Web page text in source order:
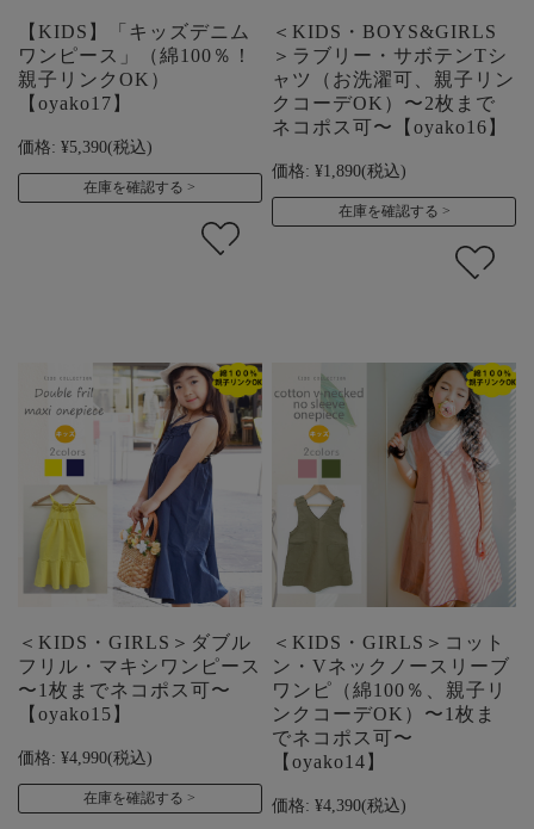
【KIDS】「キッズデニム
ワンピース」（綿100％！
親子リンクOK）
【oyako17】
価格: ¥5,390(税込)
在庫を確認する
＜KIDS・BOYS&GIRLS
＞ラブリー・サボテンTシ
ャツ（お洗濯可、親子リン
クコーデOK）〜2枚まで
ネコポス可〜【oyako16】
価格: ¥1,890(税込)
在庫を確認する
＜KIDS・GIRLS＞ダブル
フリル・マキシワンピース
〜1枚までネコポス可〜
【oyako15】
価格: ¥4,990(税込)
在庫を確認する
＜KIDS・GIRLS＞コット
ン・Vネックノースリーブ
ワンピ（綿100％、親子リ
ンクコーデOK）〜1枚ま
でネコポス可〜
【oyako14】
価格: ¥4,390(税込)